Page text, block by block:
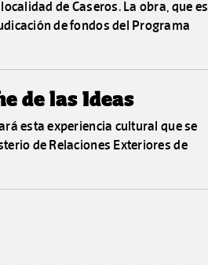
de Caseros. La obra, que es
de fondos del Programa
de las Ideas
esta experiencia cultural que se
de Relaciones Exteriores de